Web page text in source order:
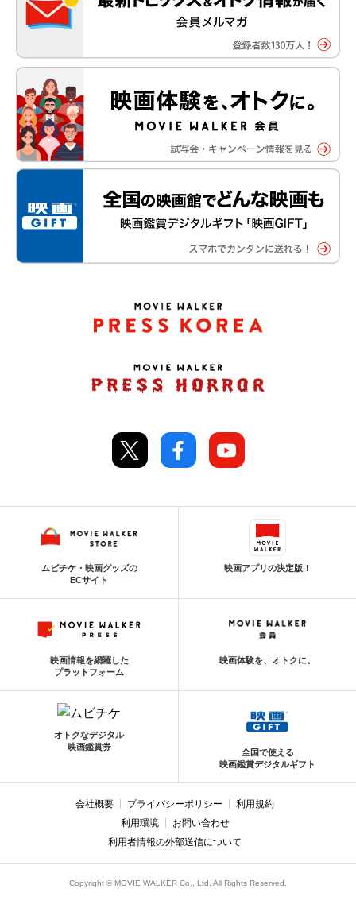
ムビチケ・映画グッズの
ECサイト
映画アプリの決定版！
映画情報を網羅した
プラットフォーム
映画体験を、オトクに。
オトクなデジタル
映画鑑賞券
全国で使える
映画鑑賞デジタルギフト
会社概要 プライバシーポリシー
利用規約
利用環境
お問い合わせ
利用者情報の外部送信について
Copyright © MOVIE WALKER Co., Ltd. All Rights Reserved.